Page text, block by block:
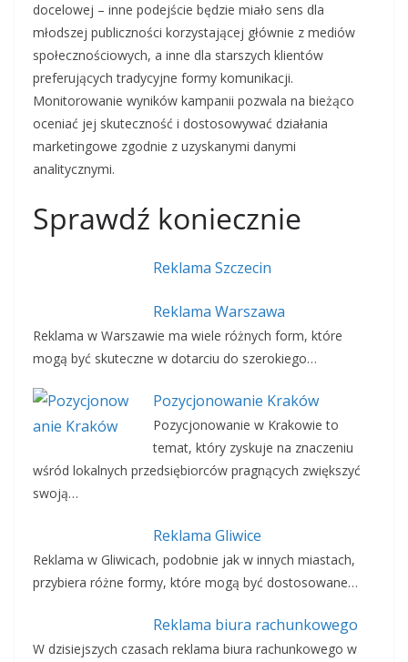
docelowej – inne podejście będzie miało sens dla
młodszej publiczności korzystającej głównie z mediów
społecznościowych, a inne dla starszych klientów
preferujących tradycyjne formy komunikacji.
Monitorowanie wyników kampanii pozwala na bieżąco
oceniać jej skuteczność i dostosowywać działania
marketingowe zgodnie z uzyskanymi danymi
analitycznymi.
Sprawdź koniecznie
Reklama Szczecin
Reklama Warszawa
Reklama w Warszawie ma wiele różnych form, które
mogą być skuteczne w dotarciu do szerokiego…
Pozycjonowanie Kraków
Pozycjonowanie w Krakowie to
temat, który zyskuje na znaczeniu
wśród lokalnych przedsiębiorców pragnących zwiększyć
swoją…
Reklama Gliwice
Reklama w Gliwicach, podobnie jak w innych miastach,
przybiera różne formy, które mogą być dostosowane…
Reklama biura rachunkowego
W dzisiejszych czasach reklama biura rachunkowego w